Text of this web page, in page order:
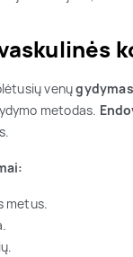
venų
metodas.
metus.